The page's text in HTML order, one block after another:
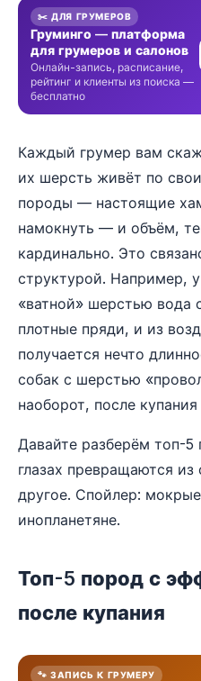
✂️ ДЛЯ ГРУМЕРОВ
Груминго — платформа
для грумеров и салонов
Онлайн-запись, расписание,
рейтинг и клиенты из поиска —
бесплатно
Каждый грумер вам
их шерсть живёт по
породы — настоящие
намокнуть — и объём,
кардинально. Это
структурой. Например,
«ватной» шерстью вода
плотные пряди, и из
получается нечто
собак с шерстью
наоборот, после
Давайте разберём топ-
глазах превращаются
другое. Спойлер:
инопланетяне.
Топ-5 пород с
после купания
🐾 ЗАПИСЬ К ГРУМЕРУ